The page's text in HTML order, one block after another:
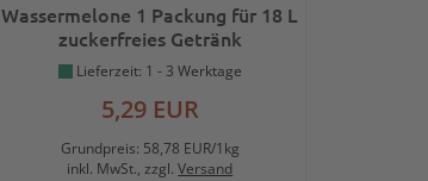
Wassermelone 1 Packung für 18 L
zuckerfreies Getränk
Lieferzeit: 1 - 3 Werktage
5,29 EUR
Grundpreis: 58,78 EUR/1kg
inkl. MwSt., zzgl.Versand